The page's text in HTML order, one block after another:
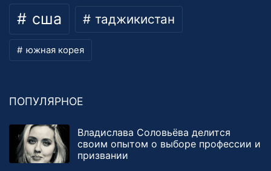
сша таджикистан
южная корея
ПОПУЛЯРНОЕ
Владислава Соловьёва делится
своим опытом о выборе профессии и
призвании